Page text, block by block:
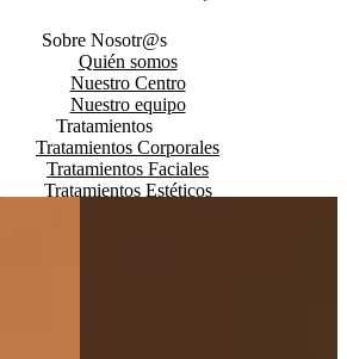
Sobre Nosotr@s
Quién somos
Nuestro Centro
Nuestro equipo
Tratamientos
Tratamientos Corporales
Tratamientos Faciales
Tratamientos Estéticos